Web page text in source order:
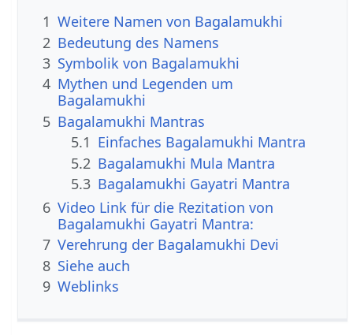
1 Weitere Namen von Bagalamukhi
2 Bedeutung des Namens
3 Symbolik von Bagalamukhi
4 Mythen und Legenden um
Bagalamukhi
5 Bagalamukhi Mantras
5.1 Einfaches Bagalamukhi Mantra
5.2 Bagalamukhi Mula Mantra
5.3 Bagalamukhi Gayatri Mantra
6 Video Link für die Rezitation von
Bagalamukhi Gayatri Mantra:
7 Verehrung der Bagalamukhi Devi
8 Siehe auch
9 Weblinks